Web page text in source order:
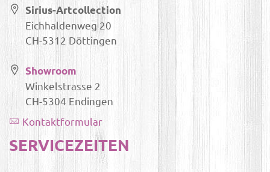
Sirius-Artcollection
Eichhaldenweg 20
CH-5312 Döttingen
Showroom
Winkelstrasse 2
CH-5304 Endingen
Kontaktformular
SERVICEZEITEN